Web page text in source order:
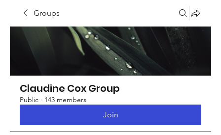
Groups
Claudine Cox Group
Public · 143 members
Join